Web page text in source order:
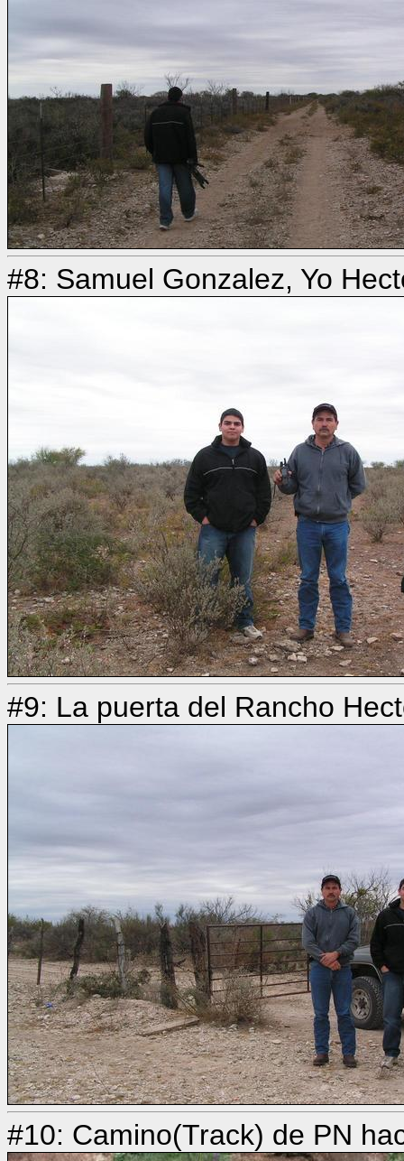
#8: Samuel Gonzalez, Yo
#9: La puerta del Rancho
#10: Camino(Track) de PN